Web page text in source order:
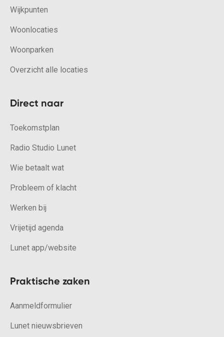
Wijkpunten
Woonlocaties
Woonparken
Overzicht alle locaties
Direct naar
Toekomstplan
Radio Studio Lunet
Wie betaalt wat
Probleem of klacht
Werken bij
Vrijetijd agenda
Lunet app/website
Praktische zaken
Aanmeldformulier
Lunet nieuwsbrieven